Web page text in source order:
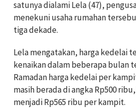
satunya dialami Lela (47),
menekuni usaha rumahan
tiga dekade.
Lela mengatakan, harga kedelai
kenaikan dalam beberapa bulan
Ramadan harga kedelai per
masih berada di angka Rp500
menjadi Rp565 ribu per kampit.